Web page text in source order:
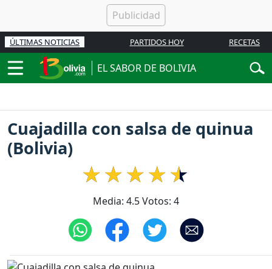
ÚLTIMAS NOTICIAS PARTIDOS HOY RECETAS
EL SABOR DE BOLIVIA
Cuajadilla con salsa de quinua
(Bolivia)
Media: 4.5Votos: 4